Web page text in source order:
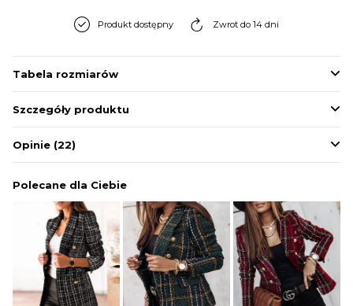
SWETRY
BIELIZNA
Produkt dostępny Zwrot do 14 dni
Tabela rozmiarów
Szczegóły produktu
Opinie (22)
Polecane dla Ciebie